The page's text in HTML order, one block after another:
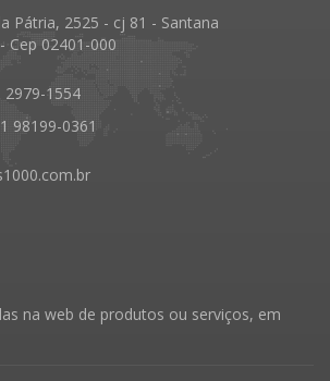
Pátria, 2525 - cj 81 - Santana
Cep 02401-000
2979-1554
98199-0361
na web de produtos ou serviços, em